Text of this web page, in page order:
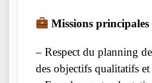
Missions principales
– Respect du planning
des objectifs qualitatifs